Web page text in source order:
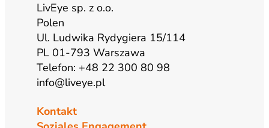
LivEye sp. z o.o.
Polen
Ul. Ludwika Rydygiera 15/114
PL 01-793 Warszawa
Telefon: +48 22 300 80 98
info@liveye.pl
Kontakt